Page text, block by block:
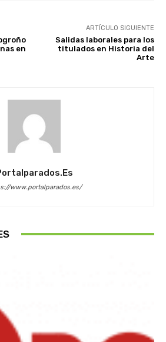
en
ARTÍCULO SIGUIENTE
Salidas laborales para los
titulados en Historia del
Arte
www.portalparados.es/